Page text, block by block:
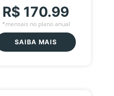
R$ 170.99
*mensais no plano anual
SAIBA MAIS